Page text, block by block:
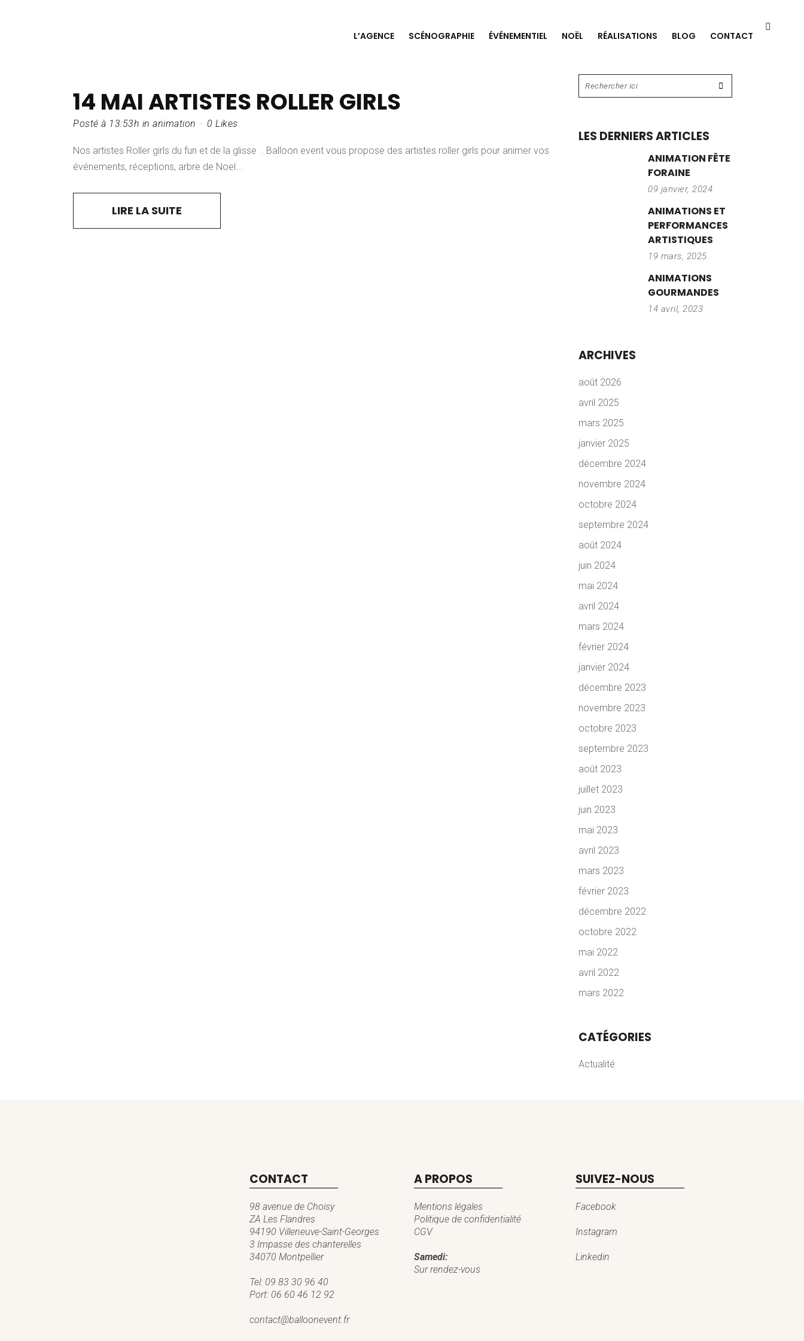
L’AGENCE SCÉNOGRAPHIE ÉVÉNEMENTIEL NOËL RÉALISATIONS BLOG CONTACT
14 MAIARTISTES ROLLER GIRLS
Posté à 13:53h in animation 0 Likes
Nos artistes Roller girls du fun et de la glisse . Balloon event vous propose des artistes roller girls pour animer vos
événements, réceptions, arbre de Noel...
LIRE LA SUITE
LES DERNIERS ARTICLES
ANIMATION FÊTE
FORAINE
09 janvier, 2024
ANIMATIONS ET
PERFORMANCES
ARTISTIQUES
19 mars, 2025
ANIMATIONS
GOURMANDES
14 avril, 2023
ARCHIVES
août 2026
avril 2025
mars 2025
janvier 2025
décembre 2024
novembre 2024
octobre 2024
septembre 2024
août 2024
juin 2024
mai 2024
avril 2024
mars 2024
février 2024
janvier 2024
décembre 2023
novembre 2023
octobre 2023
septembre 2023
août 2023
juillet 2023
juin 2023
mai 2023
avril 2023
mars 2023
février 2023
décembre 2022
octobre 2022
mai 2022
avril 2022
mars 2022
CATÉGORIES
Actualité
CONTACT
98 avenue de Choisy
ZA Les Flandres
94190 Villeneuve-Saint-Georges
3 Impasse des chanterelles
34070 Montpellier
Tel: 09 83 30 96 40
Port: 06 60 46 12 92
contact@balloonevent.fr
A PROPOS
Mentions légales
Politique de confidentialité
CGV
Samedi:
Sur rendez-vous
SUIVEZ-NOUS
Facebook
Instagram
Linkedin